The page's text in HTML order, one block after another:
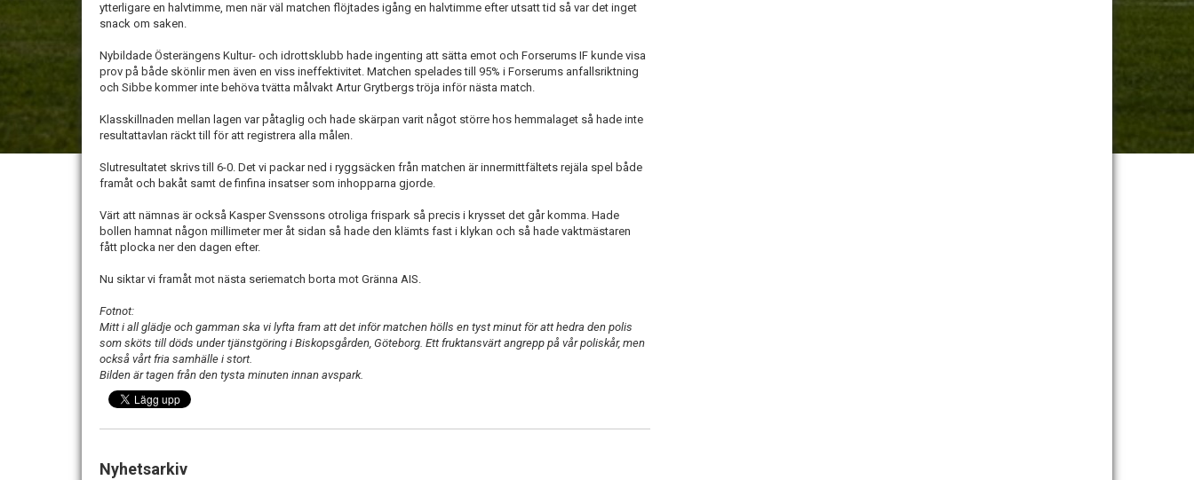
ytterligare en halvtimme, men när väl matchen flöjtades igång en halvtimme efter utsatt tid så var det inget
snack om saken.
Nybildade Österängens Kultur- och idrottsklubb hade ingenting att sätta emot och Forserums IF kunde visa
prov på både skönlir men även en viss ineffektivitet. Matchen spelades till 95% i Forserums anfallsriktning
och Sibbe kommer inte behöva tvätta målvakt Artur Grytbergs tröja inför nästa match.
Klasskillnaden mellan lagen var påtaglig och hade skärpan varit något större hos hemmalaget så hade inte
resultattavlan räckt till för att registrera alla målen.
Slutresultatet skrivs till 6-0. Det vi packar ned i ryggsäcken från matchen är innermittfältets rejäla spel både
framåt och bakåt samt de finfina insatser som inhopparna gjorde.
Värt att nämnas är också Kasper Svenssons otroliga frispark så precis i krysset det går komma. Hade
bollen hamnat någon millimeter mer åt sidan så hade den klämts fast i klykan och så hade vaktmästaren
fått plocka ner den dagen efter.
Nu siktar vi framåt mot nästa seriematch borta mot Gränna AIS.
Fotnot:
Mitt i all glädje och gamman ska vi lyfta fram att det inför matchen hölls en tyst minut för att hedra den polis
som sköts till döds under tjänstgöring i Biskopsgården, Göteborg. Ett fruktansvärt angrepp på vår poliskår, men
också vårt fria samhälle i stort.
Bilden är tagen från den tysta minuten innan avspark.
Nyhetsarkiv